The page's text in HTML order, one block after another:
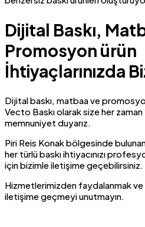
Dijital Baskı,
Promosyon ürün
İhtiyaçlarınızda
Dijital baskı, matbaa ve
Vecto Baskı olarak size her zaman
memnuniyet duyarız.
Piri Reis Konak bölgesinde
her türlü baskı ihtiyacınızı
için bizimle iletişime geçebilirsiniz.
Hizmetlerimizden faydalanmak
iletişime geçmeyi unutmayın.